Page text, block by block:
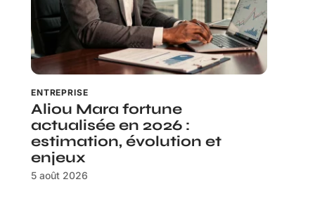
ENTREPRISE
Aliou Mara fortune
actualisée en 2026 :
estimation, évolution et
enjeux
5 août 2026